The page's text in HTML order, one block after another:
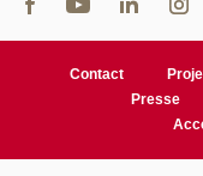
Contact
Presse